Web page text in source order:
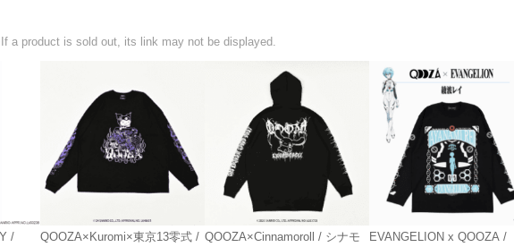
a product is sold out, its link may not be displayed.
/
QOOZA×Kuromi×東京13零式 / QOOZA×Cinnamoroll / シナモ
EVANGELION x QOOZA /